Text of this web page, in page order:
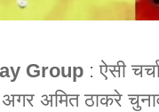
Group : ऐसी
अमित ठाकरे